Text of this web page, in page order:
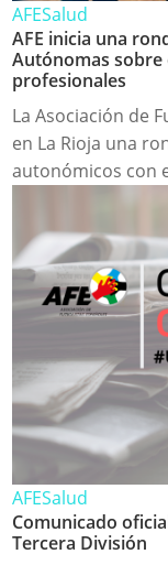
AFESalud
AFE inicia una
Autónomas sobre
profesionales
La Asociación de
en La Rioja una
autonómicos con
AFESalud
Comunicado
Tercera División